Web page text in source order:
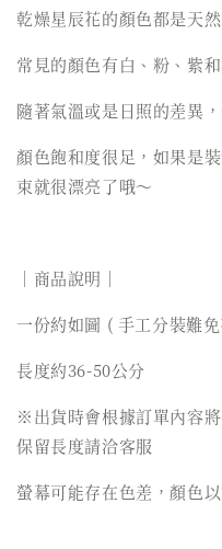
乾燥星辰花的顏色都是天
常見的顏色有白、粉、紫
隨著氣溫或是日照的差異
顏色飽和度很足，如果是
束就很漂亮了哦～
｜商品說明｜
一份約如圖 ( 手工分裝難
長度約36-50公分
※出貨時會根據訂單內容
保留長度請洽客服
螢幕可能存在色差，顏色